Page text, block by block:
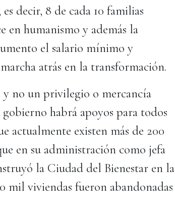
decir, 8 de cada 10 familias
en humanismo y además la
el salario mínimo y
atrás en la transformación.
y no un privilegio o mercancía
habrá apoyos para todos
actualmente existen más de 200
en su administración como jefa
la Ciudad del Bienestar en la
viviendas fueron abandonadas